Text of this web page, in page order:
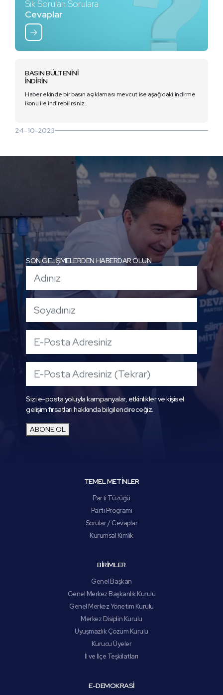
Sık Sorulan Sorulara
Cevaplar
BASIN BÜLTENİNİ
İNDİRİN
Haber ekinde bir basın açıklaması mevcut ise aşağıdaki indirme
ikonu ile indirebilirsiniz.
24-10-2023
SON GELİŞMELERDEN HABERDAR OLUN
Sizi e-posta yoluyla kampanyalar, etkinlikler ve kişisel
gelişim fırsatları hakkında bilgilendireceğiz.
ABONE OL
TEMEL METİNLER
Parti Tüzüğü
Parti Programı
Sorular / Cevaplar
Kurumsal Kimlik
BİRİMLER
Genel Başkan
Genel Merkez Başkanlık Kurulu
Genel Merkez Yönetim Kurulu
Merkez Disiplin Kurulu
Uyuşmazlık Çözüm Kurulu
Kurucu Üyeler
İl ve İlçe Teşkilatları
E-DEMOKRASİ